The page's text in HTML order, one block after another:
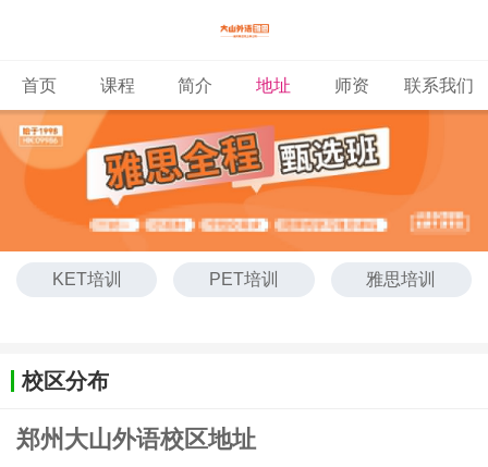
首页 课程 简介 地址 师资 联系我们
KET培训 PET培训 雅思培训
校区分布
郑州大山外语校区地址